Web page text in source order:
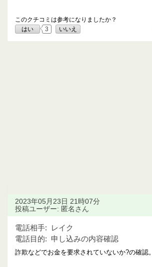
このクチコミは参考になりましたか？
はい
3 いいえ
2023年05月23日 21時07分
投稿ユーザー: 匿名さん
電話相手:
レイク
電話目的: 申し込みの内容確認
詐欺などでお金を要求されていないか?の確認。